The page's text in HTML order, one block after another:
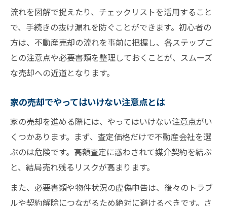
不動産売却で失敗しないための注意ポイン
ト
不動産屋が嫌がることを知ってリスク回避
売却活動でやりがちなNG行動と対策方法
不動産売却活動で大切な成功ポイント解説
家を高く売るための売却方法とコツを公開
不動産売却の失敗事例から学ぶ成功法則
売却活動を効率よく進めるための実践術
不動産売却で後悔しないための準備と工夫
司法書士手配や手続き書類の注意点
流れを図解で捉えたり、チェックリストを活用すること
で、手続きの抜け漏れを防ぐことができます。初心者の
方は、不動産売却の流れを事前に把握し、各ステップご
との注意点や必要書類を整理しておくことが、スムーズ
な売却への近道となります。
家の売却でやってはいけない注意点とは
家の売却を進める際には、やってはいけない注意点がい
くつかあります。まず、査定価格だけで不動産会社を選
ぶのは危険です。高額査定に惑わされて媒介契約を結ぶ
と、結局売れ残るリスクが高まります。
また、必要書類や物件状況の虚偽申告は、後々のトラブ
ルや契約解除につながるため絶対に避けるべきです。さ